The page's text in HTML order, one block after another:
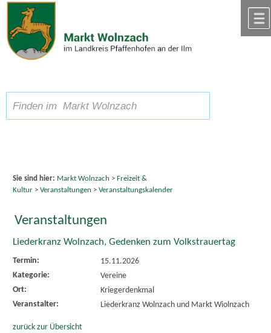
Zum Inhalt,zur Navigation
Schriftgröße A A A
Sie sind hier: Markt Wolnzach > Freizeit &
Kultur> Veranstaltungen > Veranstaltungskalender
Veranstaltungen
Liederkranz Wolnzach, Gedenken zum Volkstrauertag
Termin:
15.11.2026
Kategorie:
Vereine
Ort:
Kriegerdenkmal
Veranstalter:
Liederkranz Wolnzach und Markt Wiolnzach
zurück zur Übersicht